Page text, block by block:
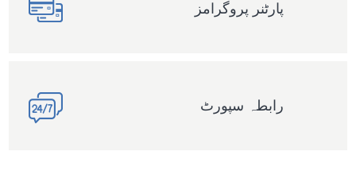
پارٹنر پروگرامز
رابطہ سپورٹ